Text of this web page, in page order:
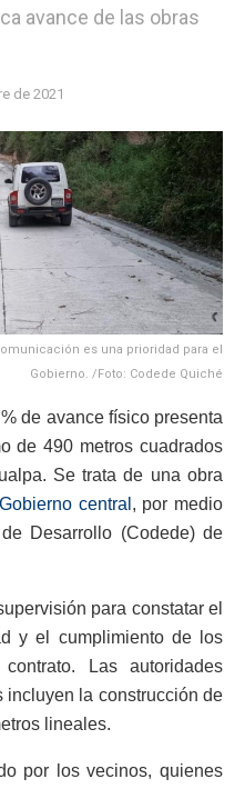
avance de las obras
de 2021
es una prioridad para el
Gobierno. /Foto: Codede Quiché
de avance físico presenta
de 490 metros cuadrados
Se trata de una obra
Gobierno central , por medio
Desarrollo (Codede) de
para constatar el
y el cumplimiento de los
Las autoridades
incluyen la construcción de
lineales.
por los vecinos, quienes